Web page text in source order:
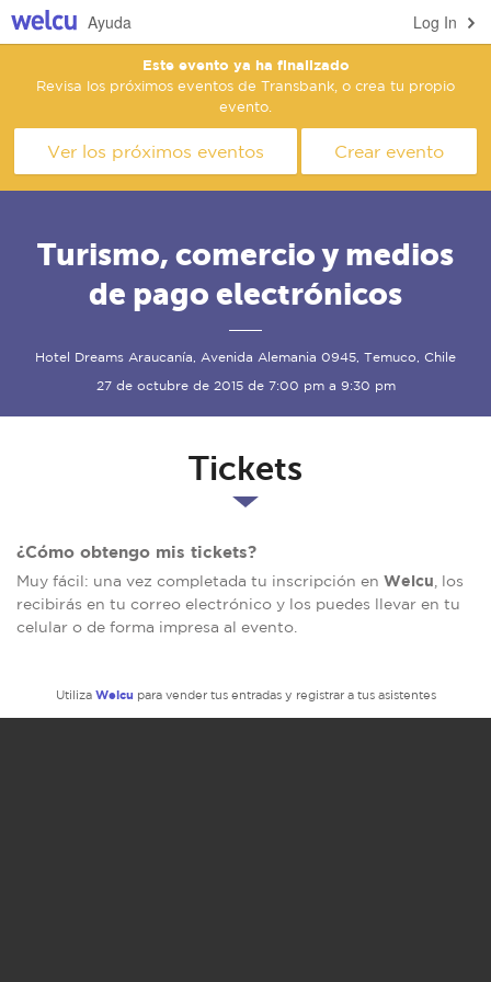
Log In
Ayuda
Este evento ya ha finalizado
Revisa los próximos eventos de Transbank, o crea tu propio
evento.
Ver los próximos eventos Crear evento
Turismo, comercio y medios
de pago electrónicos
Hotel Dreams Araucanía, Avenida Alemania 0945, Temuco, Chile
27 de octubre de 2015 de 7:00 pm a 9:30 pm
Tickets
¿Cómo obtengo mis tickets?
Muy fácil: una vez completada tu inscripción en Welcu , los
recibirás en tu correo electrónico y los puedes llevar en tu
celular o de forma impresa al evento.
Utiliza Welcu para vender tus entradas y registrar a tus asistentes